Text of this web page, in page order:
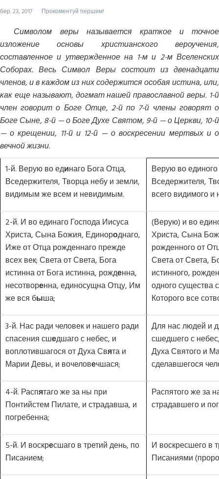
бер. 23, 2017 Прокоментуй першим!
Символом веры называется краткое и точное
изложение основы христианского вероучения,
составленное и утвержденное на 1-м и 2-м Вселенских
Соборах. Весь Символ Веры состоит из двенадцати
членов, и в каждом из них содержится особая истина, или,
как еще называют, догмат нашей православной веры. 1-й
член говорит о Боге Отце, 2-й по 7-й члены говорят о
Боге Сыне, 8-й — о Боге Духе Святом, 9-й — о Церкви, 10-й
— о крещении, 11-й и 12-й — о воскресении мертвых и о
вечной жизни.
1-й. Верую во единаго Бога Отца,
Вседержителя, Творца небу и земли,
видимым же всем и невидимым.
Верую во
Вседержителя,
всего видимого и
2-й. И во единаго Господа Иисуса
Христа, Сына Божия, Единороднаго,
Иже от Отца рожденнаго прежде
всех век; Света от Света, Бога
истинна от Бога истинна, рожденна,
несотворенна, единосущна Отцу, Им
же вся быша;
(Верую) и во
Христа, Сына
рожденного от
Света от Света,
истинного,
одного существа
Которого все
3-й. Нас ради человек и нашего ради
спасения сшедшаго с небес, и
воплотившагося от Духа Свята и
Марии Девы, и вочеловечшася;
Для нас людей и
сшедшего с
Духа Святого и
сделавшегося
4-й. Распятаго же за ны при
Понтийстем Пилате, и страдавша, и
погребенна;
Распятого же за
страдавшего и
5-й. И воскресшаго в третий день, по
Писанием;
И воскресшего в
Писаниями